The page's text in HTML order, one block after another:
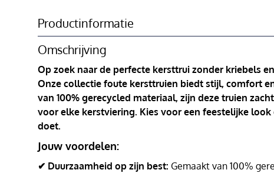
Productinformatie
Omschrijving
Op zoek naar de perfecte kersttrui zonder kriebels
Onze collectie foute kersttruien biedt stijl, comfort
van 100% gerecycled materiaal, zijn deze truien
voor elke kerstviering. Kies voor een feestelijke
doet.
Jouw voordelen:
✔ Duurzaamheid op zijn best: Gemaakt van 100%